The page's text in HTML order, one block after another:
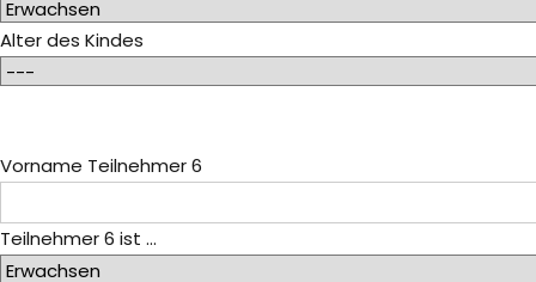
Alter des Kindes
Vorname Teilnehmer 6
Teilnehmer 6 ist ...